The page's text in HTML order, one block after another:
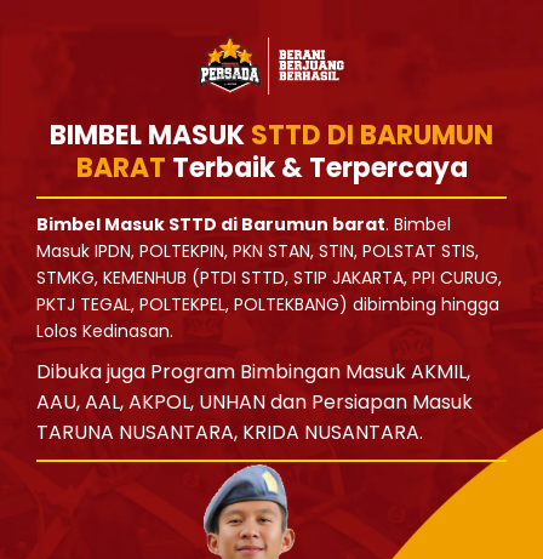
BIMBEL MASUKSTTD DI BARUMUN
BARAT Terbaik & Terpercaya
Bimbel Masuk STTD di Barumun barat. Bimbel
Masuk IPDN, POLTEKPIN, PKN STAN, STIN, POLSTAT STIS,
STMKG, KEMENHUB (PTDI STTD, STIP JAKARTA, PPI CURUG,
PKTJ TEGAL, POLTEKPEL, POLTEKBANG) dibimbing hingga
Lolos Kedinasan.
Dibuka juga Program Bimbingan Masuk AKMIL,
AAU, AAL, AKPOL, UNHAN dan Persiapan Masuk
TARUNA NUSANTARA, KRIDA NUSANTARA.